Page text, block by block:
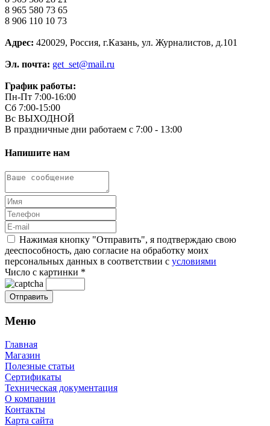
8 965 580 73 65
8 906 110 10 73
Адрес: 420029, Россия, г.Казань, ул. Журналистов, д.101
Эл. почта: get_set@mail.ru
График работы:
Пн-Пт 7:00-16:00
Сб 7:00-15:00
Вс ВЫХОДНОЙ
В праздничные дни работаем с 7:00 - 13:00
Напишите нам
Нажимая кнопку "Отправить", я подтверждаю свою
дееспособность, даю согласие на обработку моих
персональных данных в соответствии с условиями
Число с картинки *
Меню
Главная
Магазин
Полезные статьи
Сертификаты
Техническая документация
О компании
Контакты
Карта сайта